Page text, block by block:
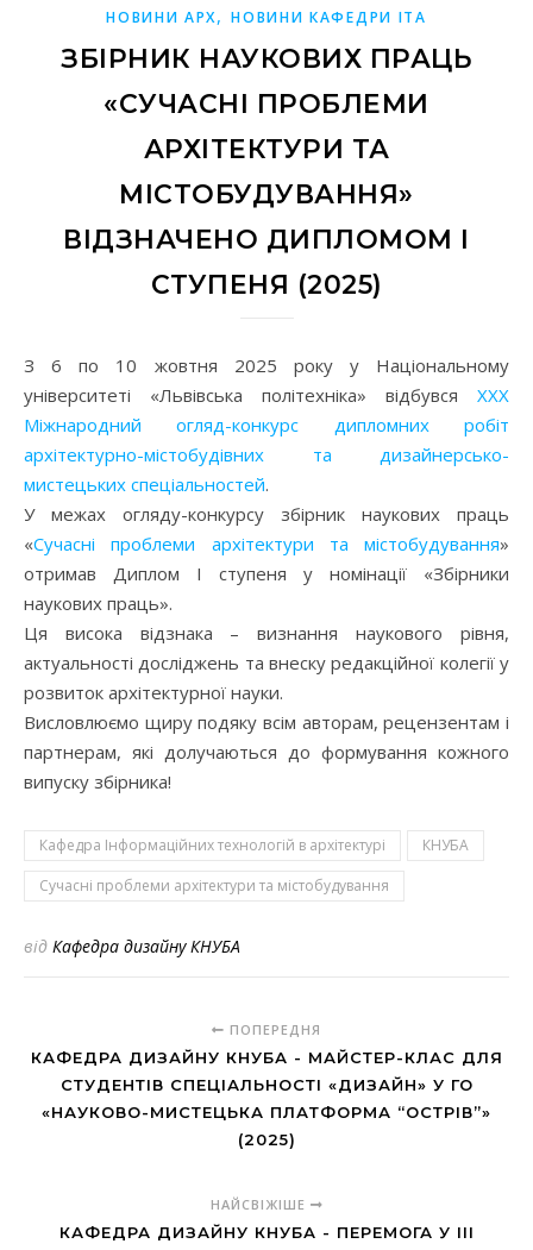
НОВИНИ АРХ,НОВИНИ КАФЕДРИ ІТА
ЗБІРНИК НАУКОВИХ ПРАЦЬ
«СУЧАСНІ ПРОБЛЕМИ
АРХІТЕКТУРИ ТА
МІСТОБУДУВАННЯ»
ВІДЗНАЧЕНО ДИПЛОМОМ I
СТУПЕНЯ (2025)
З 6 по 10 жовтня 2025 року у Національному
університеті «Львівська політехніка» відбувся XXX
Міжнародний огляд-конкурс дипломних робіт
архітектурно-містобудівних та дизайнерсько-
мистецьких спеціальностей.
У межах огляду-конкурсу збірник наукових праць
«Сучасні проблеми архітектури та містобудування»
отримав Диплом I ступеня у номінації «Збірники
наукових праць».
Ця висока відзнака – визнання наукового рівня,
актуальності досліджень та внеску редакційної колегії у
розвиток архітектурної науки.
Висловлюємо щиру подяку всім авторам, рецензентам і
партнерам, які долучаються до формування кожного
випуску збірника!
Кафедра Інформаційних технологій в архітектурі
КНУБА
Сучасні проблеми архітектури та містобудування
від Кафедра дизайну КНУБА
ПОПЕРЕДНЯ
КАФЕДРА ДИЗАЙНУ КНУБА - МАЙСТЕР-КЛАС ДЛЯ
СТУДЕНТІВ СПЕЦІАЛЬНОСТІ «ДИЗАЙН» У ГО
«НАУКОВО-МИСТЕЦЬКА ПЛАТФОРМА “ОСТРІВ”»
(2025)
НАЙСВІЖІШЕ
КАФЕДРА ДИЗАЙНУ КНУБА - ПЕРЕМОГА У III